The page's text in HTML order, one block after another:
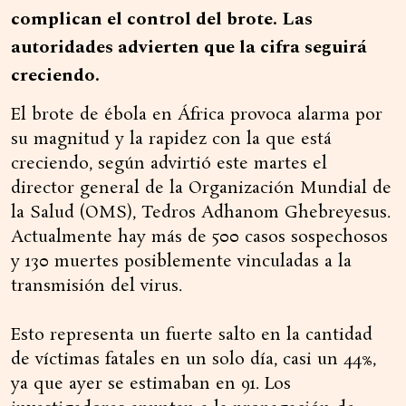
complican el control del brote. Las
autoridades advierten que la cifra seguirá
creciendo.
El brote de ébola en África provoca alarma por
su magnitud y la rapidez con la que está
creciendo, según advirtió este martes el
director general de la Organización Mundial de
la Salud (OMS), Tedros Adhanom Ghebreyesus.
Actualmente hay más de 500 casos sospechosos
y 130 muertes posiblemente vinculadas a la
transmisión del virus.
Esto representa un fuerte salto en la cantidad
de víctimas fatales en un solo día, casi un 44%,
ya que ayer se estimaban en 91. Los